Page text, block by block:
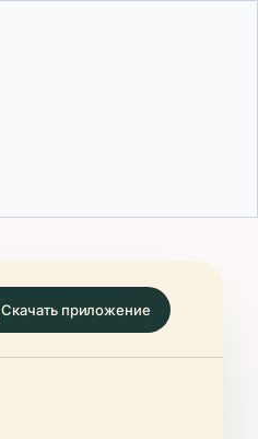
Скачать приложение